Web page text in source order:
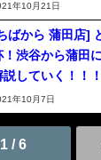
年10月21日
ばから 蒲田店]
！渋谷から蒲田
説していく！！！
年10月7日
1 / 6